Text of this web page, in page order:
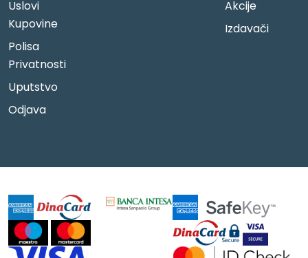
Uslovi
Kupovine
Polisa
Privatnosti
Uputstvo
Odjava
Akcije
Izdavači